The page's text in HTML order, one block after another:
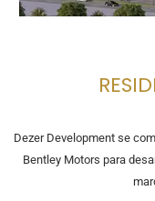
Dezer Development se
Bentley Motors para